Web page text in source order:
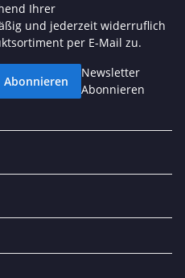
Ihrer
und jederzeit widerruflich
per E-Mail zu.
Abonnieren
Newsletter
Abonnieren